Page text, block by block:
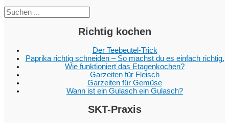
Richtig kochen
Der Teebeutel-Trick
Paprika richtig schneiden – So machst du es einfach richtig.
Wie funktioniert das Etagenkochen?
Garzeiten für Fleisch
Garzeiten für Gemüse
Wann ist ein Gulasch ein Gulasch?
SKT-Praxis